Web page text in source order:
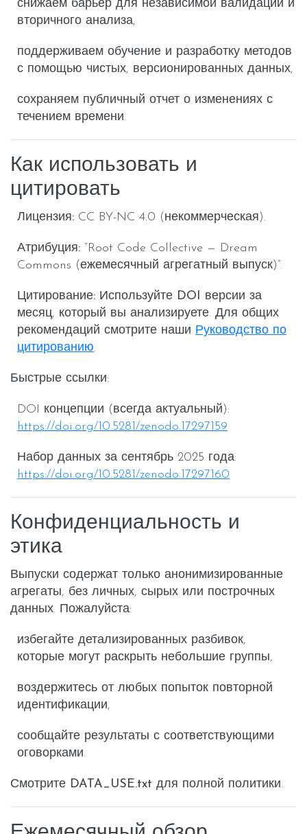
снижаем барьер для независимой валидации и
вторичного анализа,
поддерживаем обучение и разработку методов
с помощью чистых, версионированных данных,
сохраняем публичный отчет о изменениях с
течением времени.
Как использовать и
цитировать
Лицензия: CC BY-NC 4.0 (некоммерческая).
Атрибуция: “Root Code Collective — Dream
Commons (ежемесячный агрегатный выпуск)”.
Цитирование: Используйте DOI версии за
месяц, который вы анализируете. Для общих
рекомендаций смотрите наши Руководство по
цитированию.
Быстрые ссылки:
DOI концепции (всегда актуальный):
https://doi.org/10.5281/zenodo.17297159
Набор данных за сентябрь 2025 года:
https://doi.org/10.5281/zenodo.17297160
Конфиденциальность и
этика
Выпуски содержат только анонимизированные
агрегаты, без личных, сырых или построчных
данных. Пожалуйста:
избегайте детализированных разбивок,
которые могут раскрыть небольшие группы,
воздержитесь от любых попыток повторной
идентификации,
сообщайте результаты с соответствующими
оговорками.
Смотрите DATA_USE.txt для полной политики.